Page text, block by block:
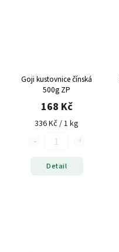
Goji kustovnice čínská
500g ZP
168 Kč
336 Kč / 1 kg
Detail